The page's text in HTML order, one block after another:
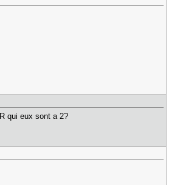
qui eux sont a 2?